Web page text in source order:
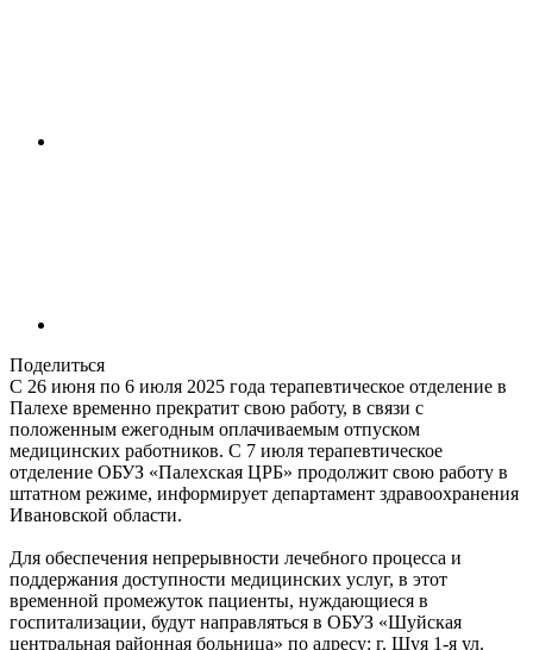
Поделиться
С 26 июня по 6 июля 2025 года терапевтическое отделение в
Палехе временно прекратит свою работу, в связи с
положенным ежегодным оплачиваемым отпуском
медицинских работников. С 7 июля терапевтическое
отделение ОБУЗ «Палехская ЦРБ» продолжит свою работу в
штатном режиме, информирует департамент здравоохранения
Ивановской области.
Для обеспечения непрерывности лечебного процесса и
поддержания доступности медицинских услуг, в этот
временной промежуток пациенты, нуждающиеся в
госпитализации, будут направляться в ОБУЗ «Шуйская
центральная районная больница» по адресу: г. Шуя 1-я ул.